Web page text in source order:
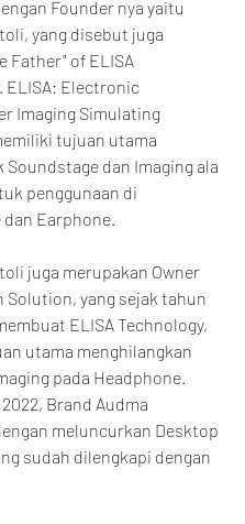
Founder nya yaitu
yang disebut juga
Father" of ELISA
ELISA: Electronic
Imaging Simulating
tujuan utama
Soundstage dan Imaging ala
penggunaan di
Earphone.
juga merupakan Owner
Solution, yang sejak tahun
ELISA Technology,
utama menghilangkan
pada Headphone.
Brand Audma
meluncurkan Desktop
sudah dilengkapi dengan